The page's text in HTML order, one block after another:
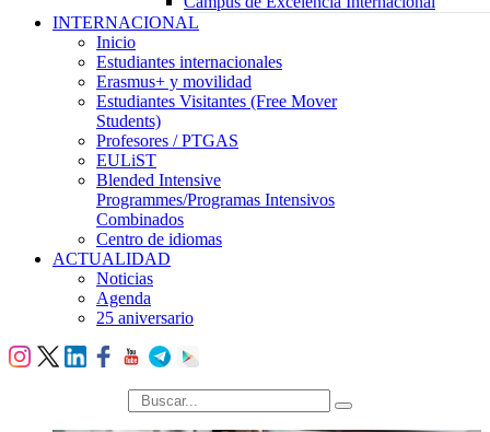
INTERNACIONAL
Inicio
Estudiantes internacionales
Erasmus+ y movilidad
Estudiantes Visitantes (Free Mover
Students)
Profesores / PTGAS
EULiST
Blended Intensive
Programmes/Programas Intensivos
Combinados
Centro de idiomas
ACTUALIDAD
Noticias
Agenda
25 aniversario
búsqueda